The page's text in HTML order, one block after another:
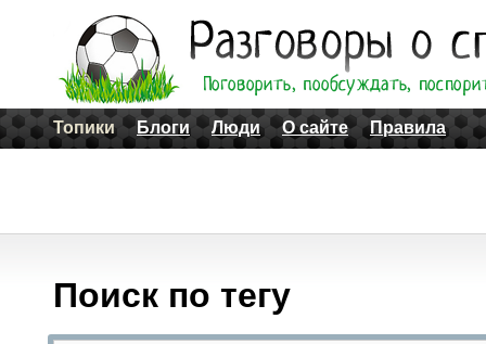
Топики Блоги Люди О сайте Правила
Поиск по тегу